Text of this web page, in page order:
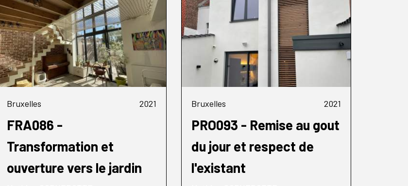
Bruxelles 2021
FRA086 -
Transformation et
ouverture vers le jardin
Bruxelles 2021
PRO093 - Remise au gout
du jour et respect de
l'existant